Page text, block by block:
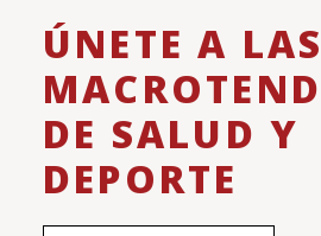
ÚNETE A LAS
DE SALUD Y
DEPORTE